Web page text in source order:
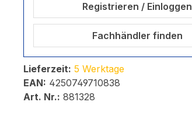
Registrieren / Einloggen
Fachhändler finden
Lieferzeit: 5 Werktage
EAN: 4250749710838
Art. Nr.: 881328